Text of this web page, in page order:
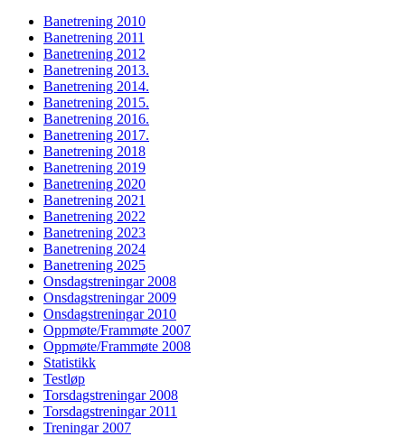
Banetrening 2010
Banetrening 2011
Banetrening 2012
Banetrening 2013.
Banetrening 2014.
Banetrening 2015.
Banetrening 2016.
Banetrening 2017.
Banetrening 2018
Banetrening 2019
Banetrening 2020
Banetrening 2021
Banetrening 2022
Banetrening 2023
Banetrening 2024
Banetrening 2025
Onsdagstreningar 2008
Onsdagstreningar 2009
Onsdagstreningar 2010
Oppmøte/Frammøte 2007
Oppmøte/Frammøte 2008
Statistikk
Testløp
Torsdagstreningar 2008
Torsdagstreningar 2011
Treningar 2007